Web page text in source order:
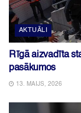
AKTUĀLI
Rīgā aizvadīta
pasākumos
13. MAIJS, 2026